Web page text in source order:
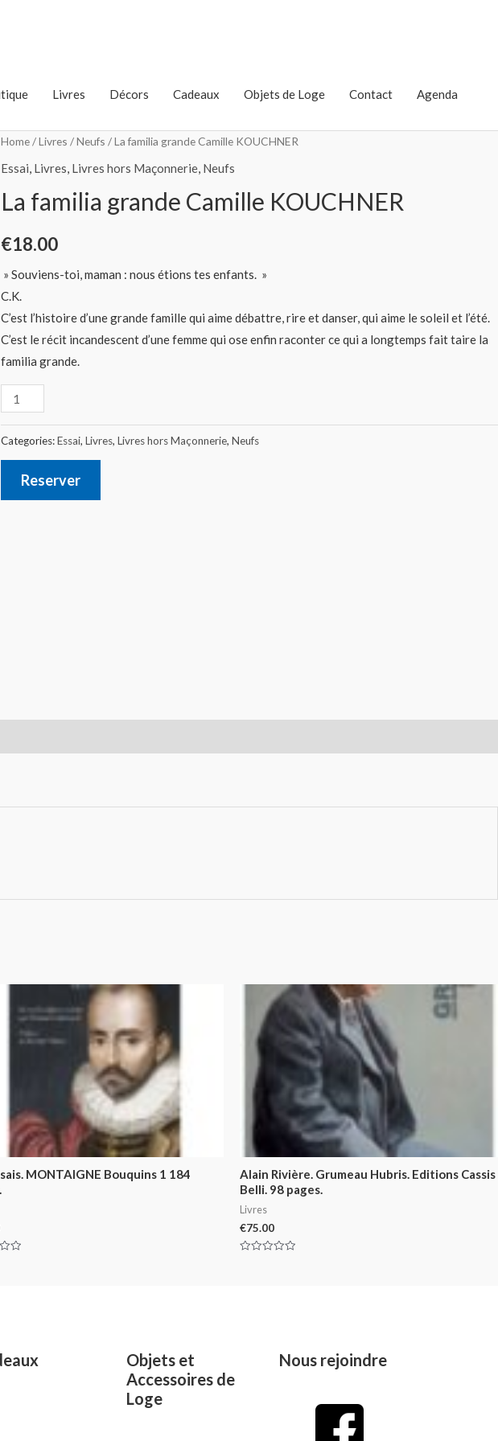
Livres Décors Cadeaux Objets de Loge Contact Agenda
Home/Livres /Neufs / La familia grande Camille KOUCHNER
Essai, Livres, Livres hors Maçonnerie, Neufs
La familia grande Camille KOUCHNER
€18.00
» Souviens-toi, maman : nous étions tes enfants. »
C.K.
C’est l’histoire d’une grande famille qui aime débattre, rire et danser, qui aime le soleil et l’été.
C’est le récit incandescent d’une femme qui ose enfin raconter ce qui a longtemps fait taire la
familia grande.
Categories:Essai, Livres, Livres hors Maçonnerie, Neufs
Reserver
MONTAIGNE Bouquins 1 184
Alain Rivière. Grumeau Hubris. Editions Cassis
Belli. 98 pages.
Livres
€75.00
Objets et
Accessoires de
Loge
Nous rejoindre